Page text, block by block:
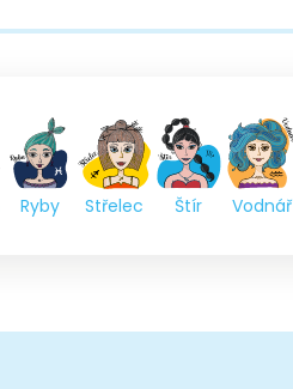
Ryby Střelec Štír Vodnář